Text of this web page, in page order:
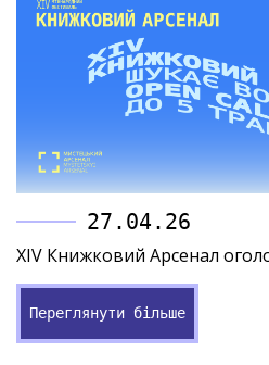
27.04.26
XIV Книжковий Арсенал
Переглянути більше